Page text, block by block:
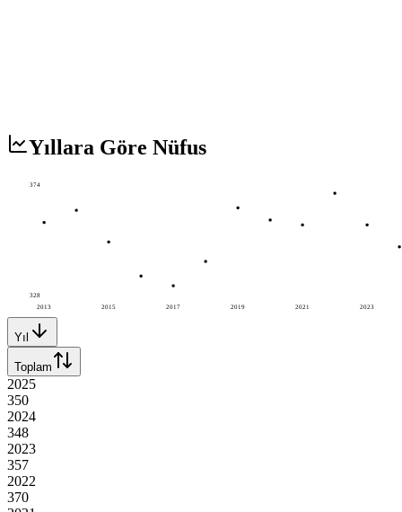
Yıllara Göre Nüfus
2013 2015 2017 2019 2021 2023
374
328
Yıl
Toplam
2025
350
2024
348
2023
357
2022
370